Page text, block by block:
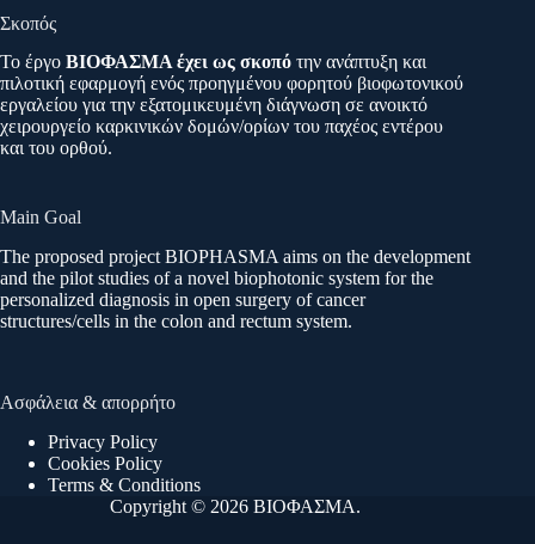
Σκοπός
Το έργο ΒΙΟΦΑΣΜΑ έχει ως σκοπό την ανάπτυξη και
πιλοτική εφαρμογή ενός προηγμένου φορητού βιοφωτονικού
εργαλείου για την εξατομικευμένη διάγνωση σε ανοικτό
χειρουργείο καρκινικών δομών/ορίων του παχέος εντέρου
και του ορθού.
Main Goal
The proposed project BIOPHASMA aims on the development
and the pilot studies of a novel biophotonic system for the
personalized diagnosis in open surgery of cancer
structures/cells in the colon and rectum system.
Ασφάλεια & απορρήτο
Privacy Policy
Cookies Policy
Terms & Conditions
Copyright © 2026 ΒΙΟΦΑΣΜΑ.